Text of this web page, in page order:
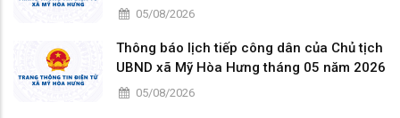
05/08/2026
Thông báo lịch tiếp công dân của Chủ tịch
UBND xã Mỹ Hòa Hưng tháng 05 năm 2026
05/08/2026